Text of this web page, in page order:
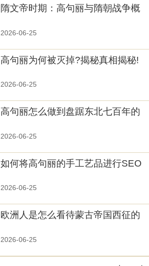
隋文帝时期：高句丽与隋朝战争概
2026-06-25
高句丽为何被灭掉?揭秘真相揭秘!
2026-06-25
高句丽怎么做到盘踞东北七百年的
2026-06-25
如何将高句丽的手工艺品进行SEO
2026-06-25
欧洲人是怎么看待蒙古帝国西征的
2026-06-25